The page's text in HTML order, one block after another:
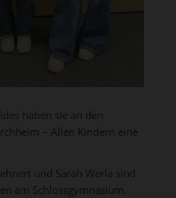
haben sie an den
– Allen Kindern eine
und Sarah Werla sind
am Schlossgymnasium.